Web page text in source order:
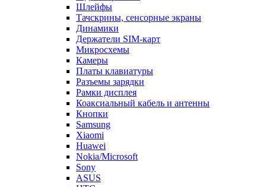
Шлейфы
Тачскрины, сенсорные экраны
Динамики
Держатели SIM-карт
Микросхемы
Камеры
Платы клавиатуры
Разъемы зарядки
Рамки дисплея
Коаксиальный кабель и антенны
Кнопки
Samsung
Xiaomi
Huawei
Nokia/Microsoft
Sony
ASUS